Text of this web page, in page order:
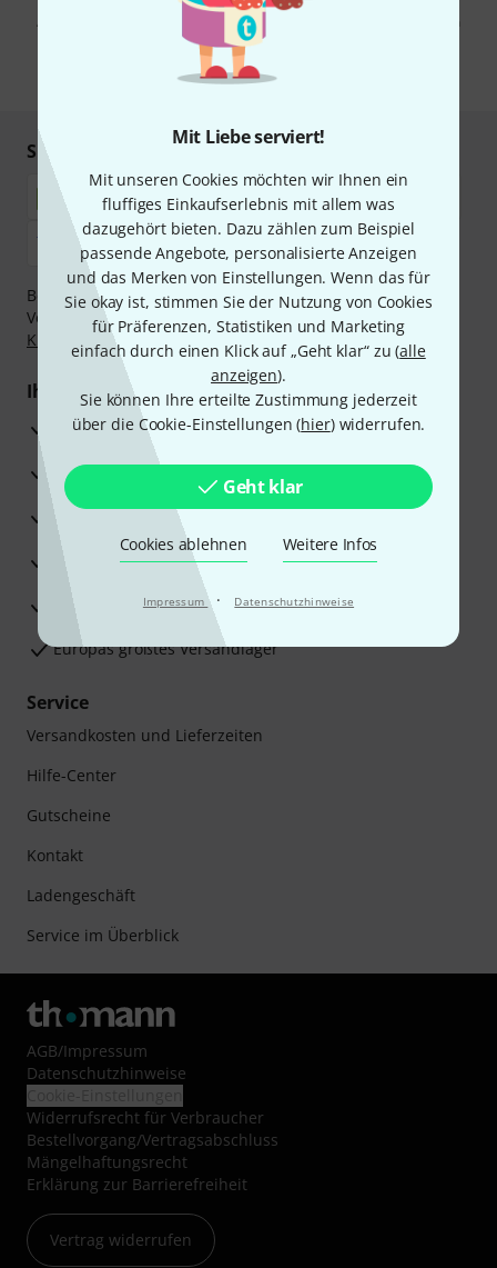
Mit Liebe serviert!
Mit unseren Cookies möchten wir Ihnen ein
fluffiges Einkaufserlebnis mit allem was
dazugehört bieten. Dazu zählen zum Beispiel
passende Angebote, personalisierte Anzeigen
und das Merken von Einstellungen. Wenn das für
Sie okay ist, stimmen Sie der Nutzung von Cookies
für Präferenzen, Statistiken und Marketing
einfach durch einen Klick auf „Geht klar“ zu (alle
anzeigen).
Sie können Ihre erteilte Zustimmung jederzeit
über die Cookie-Einstellungen (hier) widerrufen.
Geht klar
Cookies ablehnen Weitere Infos
Impressum · Datenschutzhinweise
Werbung und einer Messung des E-Mail-Nutzungsverhaltens zu. Die
Abmeldung ist jederzeit möglich. Weitere Informationen finden Sie in
unseren
Datenschutzhinweisen
* Pflichtfeld
Sicher einkaufen & bezahlen
Bezahlen Sie vertraulich und sicher per Nachnahme,
Vorkasse, PayPal, Amazon Pay, Klarna Sofort bezahlen
Klarna Ratenzahlungoder Kreditkarte.
Ihre Vorteile
3 Jahre Thomann Garantie
30 Tage Money-Back-Garantie
Reparaturservice
Beratung durch Fachexperten
Zufriedenheitsgarantie
Europas größtes Versandlager
Service
Versandkosten und Lieferzeiten
Hilfe-Center
Gutscheine
Kontakt
Ladengeschäft
Service im Überblick
AGB/Impressum
Datenschutzhinweise
Widerrufsrecht für Verbraucher
Bestellvorgang/Vertragsabschluss
Mängelhaftungsrecht
Erklärung zur Barrierefreiheit
Vertrag widerrufen